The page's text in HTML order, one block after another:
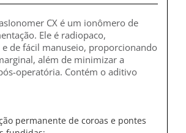
CX é um ionômero de
Ele é radiopaco,
de fácil manuseio, proporcionando
além de minimizar a
operatória. Contém o aditivo
permanente de coroas e pontes